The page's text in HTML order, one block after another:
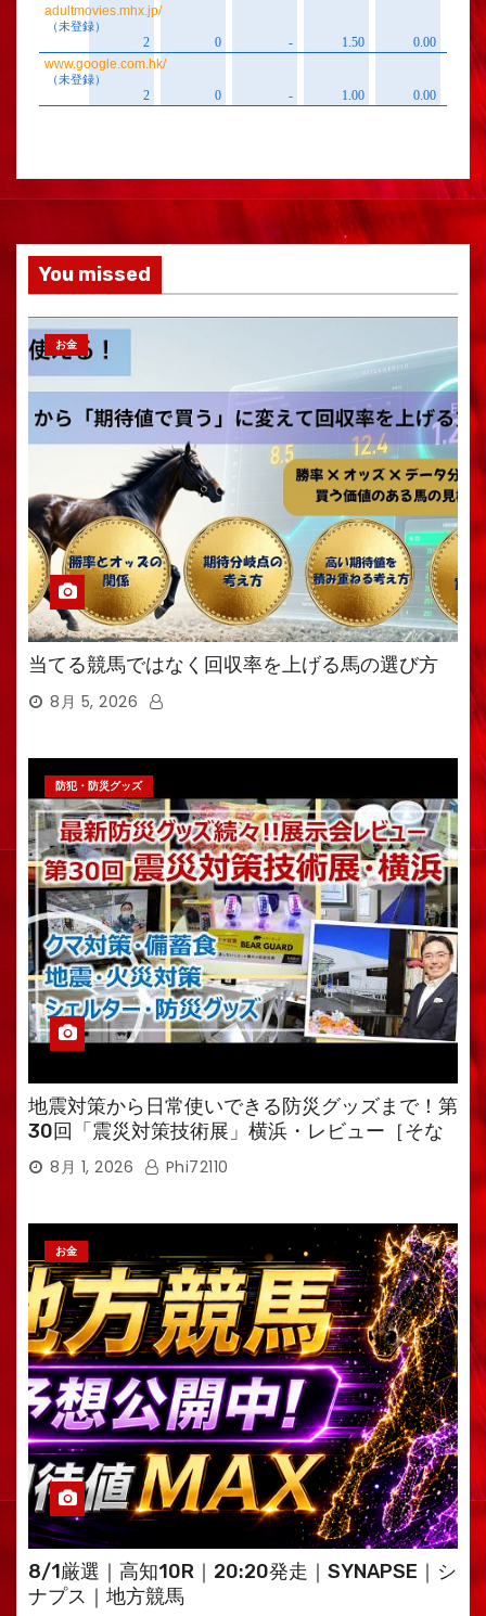
You missed
お金
当てる競馬ではなく回収率を上げる馬の選び方
8月 5, 2026
防犯・防災グッズ
地震対策から日常使いできる防災グッズまで！第
30回「震災対策技術展」横浜・レビュー［そな
えるTV・高荷智也］
8月 1, 2026 Phi72110
お金
8/1厳選｜高知10R｜20:20発走｜SYNAPSE｜シ
ナプス｜地方競馬